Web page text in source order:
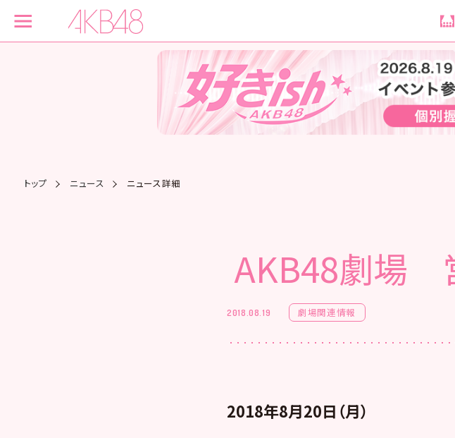
トップ ニュース ニュース詳細
AKB48劇場
2018.08.19 劇場関連情報
2018年8月20日（月）